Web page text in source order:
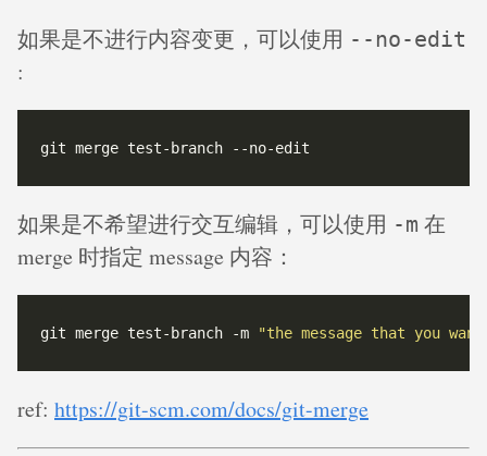
如果是不进行内容变更，可以使用 --no-edit
:
如果是不希望进行交互编辑，可以使用 -m 在
merge 时指定 message 内容：
git merge test-branch -m "the message that you
ref: https://git-scm.com/docs/git-merge